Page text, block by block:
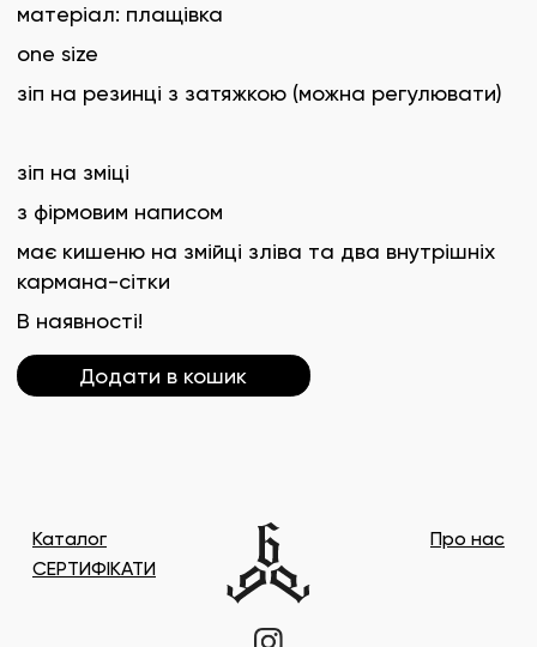
матеріал: плащівка
one size
зіп на резинці з затяжкою (можна регулювати)
зіп на зміці
з фірмовим написом
має кишеню на змійці зліва та два внутрішніх
кармана-сітки
В наявності!
Додати в кошик
Каталог
СЕРТИФІКАТИ
Про нас